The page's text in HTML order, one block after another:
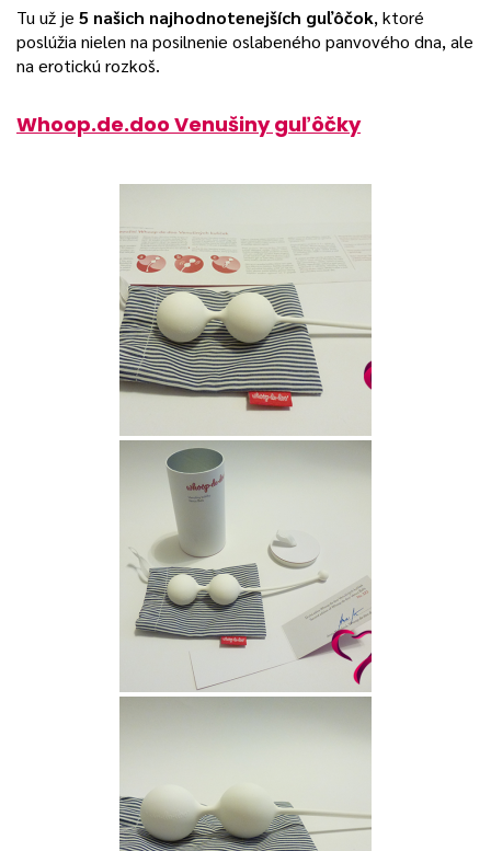
Tu už je 5 našich najhodnotenejších guľôčok, ktoré
poslúžia nielen na posilnenie oslabeného panvového dna, ale
na erotickú rozkoš.
Whoop.de.doo Venušiny guľôčky